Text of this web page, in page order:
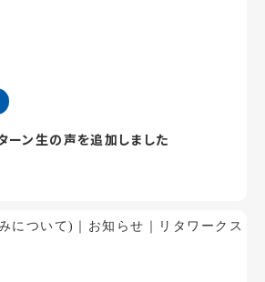
ン生の声を追加しました